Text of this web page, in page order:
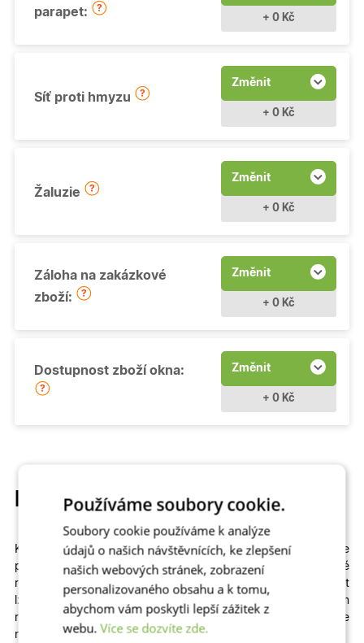
parapet:
+ 0 Kč
Síť proti hmyzu
Změnit
+ 0 Kč
Žaluzie
Změnit
+ 0 Kč
Záloha na zakázkové
zboží:
Změnit
+ 0 Kč
Dostupnost zboží okna: Změnit
+ 0 Kč
Popis produktu
Kvalitní a cenově dostupnéotevíravéplastové okno si můžete
přizpůsobitna míru. Na výběr máme
různé
rozměry
,prosklení dekory
včetně dřevěných. Zvolit
lze izolační dvojsklo či
trojsklo v kombinaci s teplým
rámečkem
– zkrátka to, co vašemu domu či bytu sedne
nejlépe!
Používáme soubory cookie.
Soubory cookie používáme k analýze
údajů o našich návštěvnících, ke zlepšení
našich webových stránek, zobrazení
personalizovaného obsahu a k tomu,
abychom vám poskytli lepší zážitek z
webu.Více se dozvíte zde.